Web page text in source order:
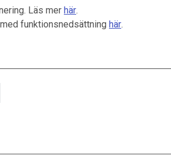
Läs mer här.
funktionsnedsättning här.